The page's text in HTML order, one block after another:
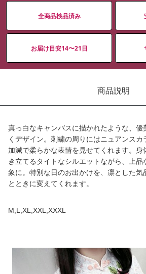
全商品検品済み
お届け目安14〜21日
商品説明
真っ白なキャンバスに描かれたような、優
くデザイン。刺繍の周りにはニュアンス
加減で柔らかな表情を見せてくれます。身
き立てるタイトなシルエットながら、上品
象に。特別な日のお出かけを、凛とした気
とときに変えてくれます。
M,L,XL,XXL,XXXL